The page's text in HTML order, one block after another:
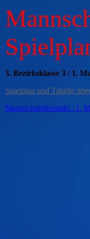
Mannsc
3. Bezirksklasse 3 / 1.
Spielplan und Tabelle
Mannschaftskontakt / 1.